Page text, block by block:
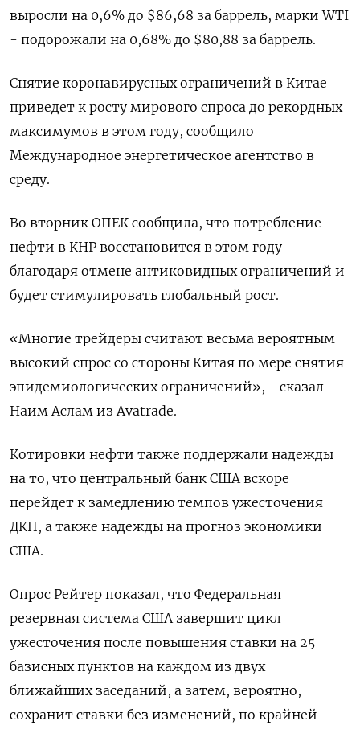
выросли на 0,6% до $86,68 за баррель, марки WTI
- подорожали на 0,68% до $80,88 за баррель.
Снятие коронавирусных ограничений в Китае
приведет к росту мирового спроса до рекордных
максимумов в этом году, сообщило
Международное энергетическое агентство в
среду.
Во вторник ОПЕК сообщила, что потребление
нефти в КНР восстановится в этом году
благодаря отмене антиковидных ограничений и
будет стимулировать глобальный рост.
«Многие трейдеры считают весьма вероятным
высокий спрос со стороны Китая по мере снятия
эпидемиологических ограничений», - сказал
Наим Аслам из Avatrade.
Котировки нефти также поддержали надежды
на то, что центральный банк США вскоре
перейдет к замедлению темпов ужесточения
ДКП, а также надежды на прогноз экономики
США.
Опрос Рейтер показал, что Федеральная
резервная система США завершит цикл
ужесточения после повышения ставки на 25
базисных пунктов на каждом из двух
ближайших заседаний, а затем, вероятно,
сохранит ставки без изменений, по крайней